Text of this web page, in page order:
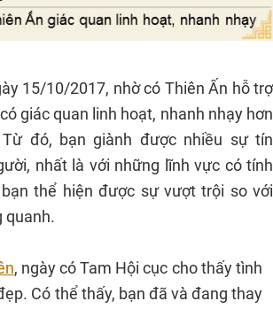
15/10/2017, nhờ có Thiên Ấn hỗ trợ
giác quan linh hoạt, nhanh nhạy hơn
đó, bạn giành được nhiều sự tín
nhất là với những lĩnh vực có tính
thể hiện được sự vượt trội so với
quanh.
, ngày cóTam Hội cục cho thấy tình
Có thể thấy, bạn đã và đang thay